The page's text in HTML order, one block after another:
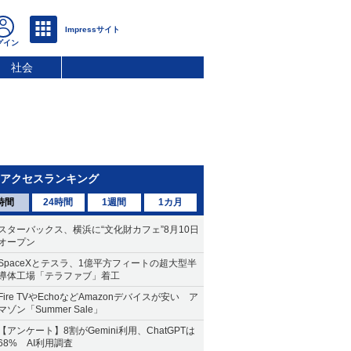
社会
アクセスランキング
間 24時間 1週間 1カ月
ターバックス、横浜に“文化財カフェ”8月10日
ープン
とテスラ、1億平方フィートの超大型半
体工場「テラファブ」着工
TVやEchoなどAmazonデバイスが安い ア
ゾン「Summer Sale」
アンケート】8割がGemini利用、ChatGPTは
AI利用調査